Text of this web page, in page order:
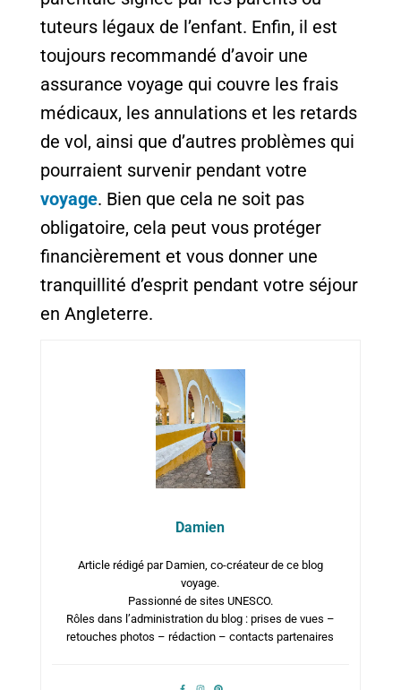
tuteurs légaux de l’enfant. Enfin, il est
toujours recommandé d’avoir une
assurance voyage qui couvre les frais
médicaux, les annulations et les retards
de vol, ainsi que d’autres problèmes qui
pourraient survenir pendant votre
voyage. Bien que cela ne soit pas
obligatoire, cela peut vous protéger
financièrement et vous donner une
tranquillité d’esprit pendant votre séjour
en Angleterre.
Damien
Article rédigé par Damien, co-créateur de ce blog
voyage.
Passionné de sites UNESCO.
Rôles dans l’administration du blog : prises de vues –
retouches photos – rédaction – contacts partenaires